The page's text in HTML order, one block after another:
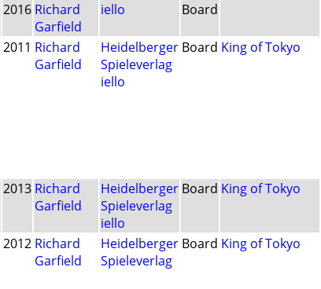
2016 Richard
Garfield
iello Board
2011 Richard
Garfield
Heidelberger
Spieleverlag
iello
Board King of Tokyo
2013 Richard
Garfield
Heidelberger
Spieleverlag
iello
Board King of Tokyo
2012 Richard
Garfield
Heidelberger
Spieleverlag
Board King of Tokyo